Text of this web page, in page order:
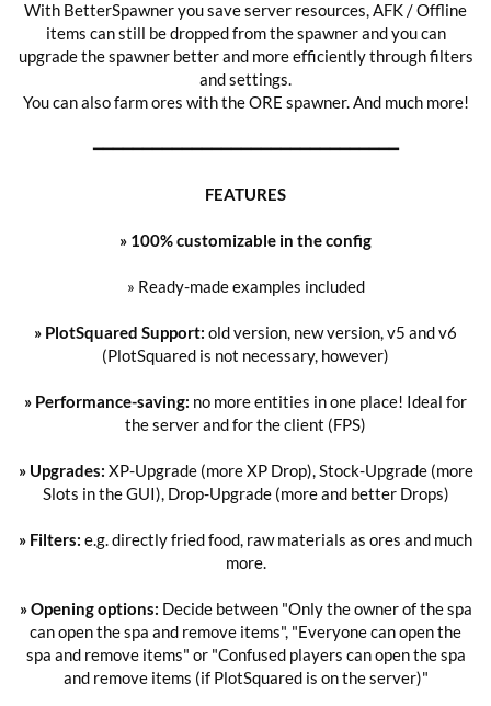
With BetterSpawner you save server resources, AFK / Offline
items can still be dropped from the spawner and you can
upgrade the spawner better and more efficiently through filters
and settings.
You can also farm ores with the ORE spawner. And much more!
━━━━━━━━━━━━━━━━━━━━━━━━━━━━━━━
FEATURES
» 100% customizable in the config
» Ready-made examples included
» PlotSquared Support: old version, new version, v5 and v6
(PlotSquared is not necessary, however)
» Performance-saving: no more entities in one place! Ideal for
the server and for the client (FPS)
» Upgrades: XP-Upgrade (more XP Drop), Stock-Upgrade (more
Slots in the GUI), Drop-Upgrade (more and better Drops)
» Filters: e.g. directly fried food, raw materials as ores and much
more.
» Openingoptions: Decide between "Only the owner of the spa
can open the spa and remove items", "Everyone can open the
spa and remove items" or "Confused players can open the spa
and remove items (if PlotSquared is on the server)"